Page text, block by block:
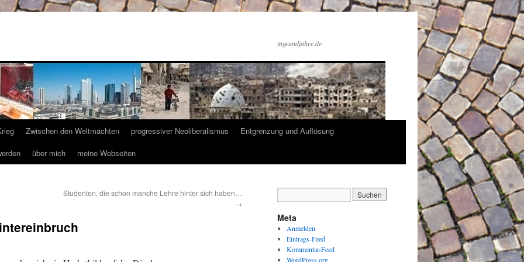
tageundjahre.de
Zwischen den Weltmächten progressiver Neoliberalismus
Entgrenzung und Auflösung
über mich meine Webseiten
Studenten, die schon manche Lehre hinter sich haben…
→
Meta
Anmelden
Eintrags-Feed
Kommentar-Feed
WordPress.org